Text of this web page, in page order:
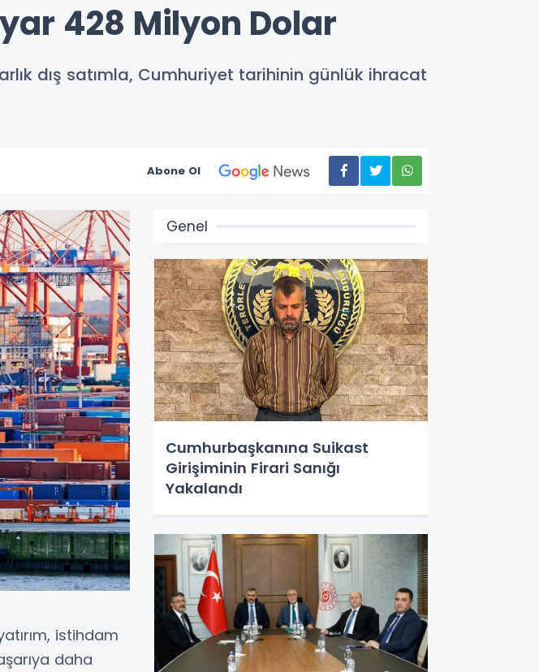
428 Milyon Dolar
dış satımla, Cumhuriyet tarihinin günlük ihracat
Abone Ol
istihdam
daha
Genel
Cumhurbaşkanına Suikast
Girişiminin Firari Sanığı
Yakalandı